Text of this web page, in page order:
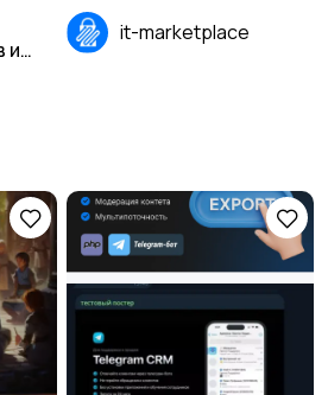
и
it-marketplace